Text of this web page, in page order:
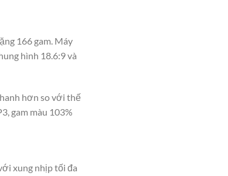
166 gam. Máy
hình 18.6:9 và
hơn so với thế
gam màu 103%
xung nhịp tối đa